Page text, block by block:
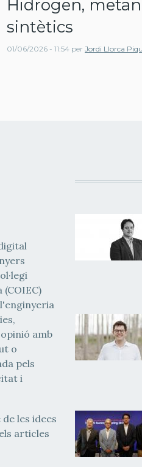
Hidrogen,
sintètics
01/06/2026 - 11:54 per Jordi Llorca
amb
o
pels
i
les idees
articles